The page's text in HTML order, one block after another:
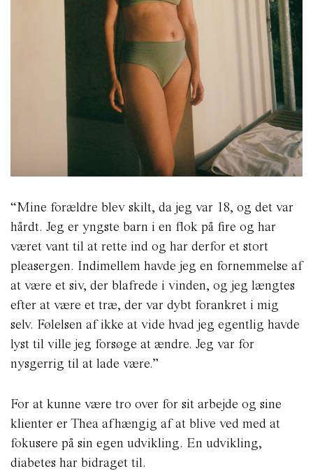
“Mine forældre blev skilt, da jeg var 18, og det var
hårdt. Jeg er yngste barn i en flok på fire og har
været vant til at rette ind og har derfor et stort
pleasergen. Indimellem havde jeg en fornemmelse af
at være et siv, der blafrede i vinden, og jeg længtes
efter at være et træ, der var dybt forankret i mig
selv. Følelsen af ikke at vide hvad jeg egentlig havde
lyst til ville jeg forsøge at ændre. Jeg var for
nysgerrig til at lade være.”
For at kunne være tro over for sit arbejde og sine
klienter er Thea afhængig af at blive ved med at
fokusere på sin egen udvikling. En udvikling,
diabetes har bidraget til.